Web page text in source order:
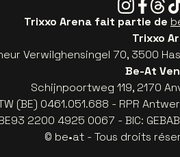
Instagram
Trixxo Arena fait partie de
Trixxo
Verwilghensingel 70, 3500
Be-At
Schijnpoortweg 119, 2170
(BE) 0461.051.688 - RPR
2200 4925 0067 - BIC:
© be•at - Tous droits